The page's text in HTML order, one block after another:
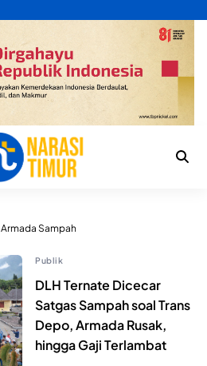
Armada Sampah
Publik
DLH Ternate Dicecar
Satgas Sampah soal Trans
Depo, Armada Rusak,
hingga Gaji Terlambat